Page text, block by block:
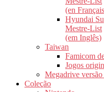
(en
Hyundai
Mestre-List
(em Inglês)
Taiwan
Famicom
Jogos
Megadrive versão
Coleção